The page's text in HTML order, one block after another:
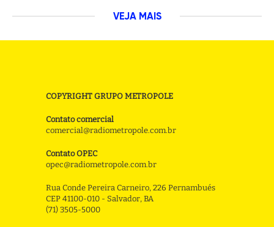
VEJA MAIS
COPYRIGHT GRUPO METROPOLE
Contato comercial
comercial@radiometropole.com.br
Contato OPEC
opec@radiometropole.com.br
Rua Conde Pereira Carneiro, 226 Pernambués
CEP 41100-010 - Salvador, BA
(71) 3505-5000